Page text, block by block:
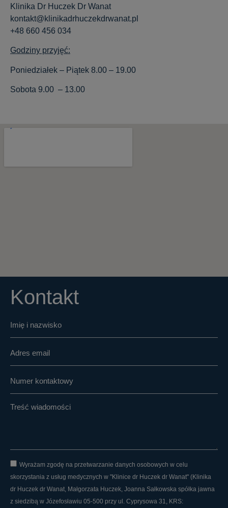
Klinika Dr Huczek Dr Wanat
kontakt@klinikadrhuczekdrwanat.pl
+48 660 456 034
Godziny przyjęć:
Poniedziałek – Piątek 8.00 – 19.00
Sobota 9.00 – 13.00
Kontakt
Wyrażam zgodę na przetwarzanie danych osobowych w celu
skorzystania z usług medycznych w "Klinice dr Huczek dr Wanat" (Klinika
dr Huczek dr Wanat, Małgorzata Huczek, Joanna Sałkowska spółka jawna
z siedzibą w Józefosławiu 05-500 przy ul. Cyprysowa 31, KRS: